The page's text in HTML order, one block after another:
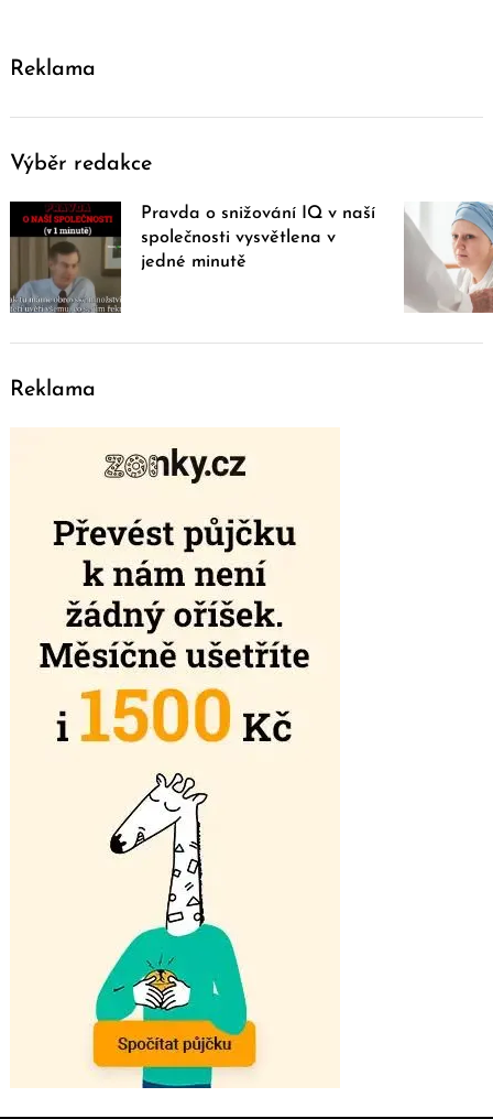
Reklama
Výběr redakce
Pravda o snižování IQ v naší
společnosti vysvětlena v
jedné minutě
Reklama